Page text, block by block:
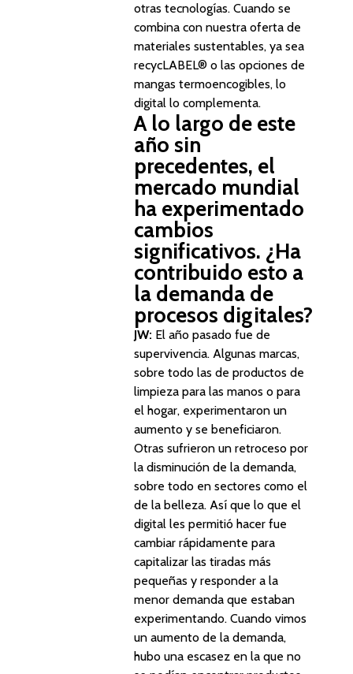
otras tecnologías. Cuando se
combina con nuestra oferta de
materiales sustentables, ya sea
recycLABEL® o las opciones de
mangas termoencogibles, lo
digital lo complementa.
A lo largo de este
año sin
precedentes, el
mercado mundial
ha experimentado
cambios
significativos. ¿Ha
contribuido esto a
la demanda de
procesos digitales?
JW: El año pasado fue de
supervivencia. Algunas marcas,
sobre todo las de productos de
limpieza para las manos o para
el hogar, experimentaron un
aumento y se beneficiaron.
Otras sufrieron un retroceso por
la disminución de la demanda,
sobre todo en sectores como el
de la belleza. Así que lo que el
digital les permitió hacer fue
cambiar rápidamente para
capitalizar las tiradas más
pequeñas y responder a la
menor demanda que estaban
experimentando. Cuando vimos
un aumento de la demanda,
hubo una escasez en la que no